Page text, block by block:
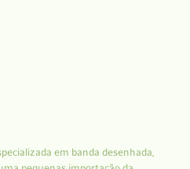
em banda desenhada,